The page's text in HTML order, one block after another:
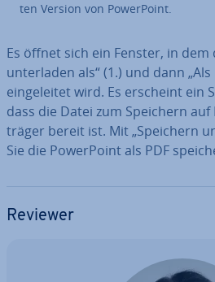
ten Version von Power­Point.
Es öffnet sich ein Fenster, in
un­ter­la­den als“ (1.) und dann
ein­ge­lei­tet wird. Es erscheint ein
dass die Datei zum Speichern
trä­ger bereit ist. Mit „Speichern
Sie die Power­Point als PDF
Reviewer